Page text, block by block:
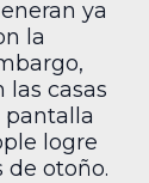
ya
la
las casas
pantalla
logre
de otoño.